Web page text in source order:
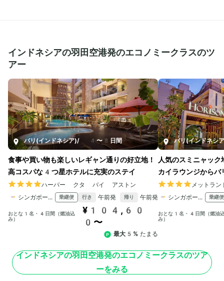
インドネシアの羽田空港発のエコノミークラスのツ
アー
バリ(インドネシア)/ 4〜8日間
食事や買い物も楽しいレギャン通りの好立地！
高コスパな4つ星ホテルに充実のステイ
ハーパー クタ バイ アストン
シンガポール航空
乗継便 行き 午前発 帰り 午前発
おとな1名・4日間（燃油込
み）
¥104,60
0〜
最大5% たまる
バリ(インドネシ
人気のスミニャッ
カイラウンジからバ
メットラ
シンガポール航空
乗継便
おとな1名・4日間（燃油
み）
インドネシアの羽田空港発のエコノミークラスのツア
ーをみる